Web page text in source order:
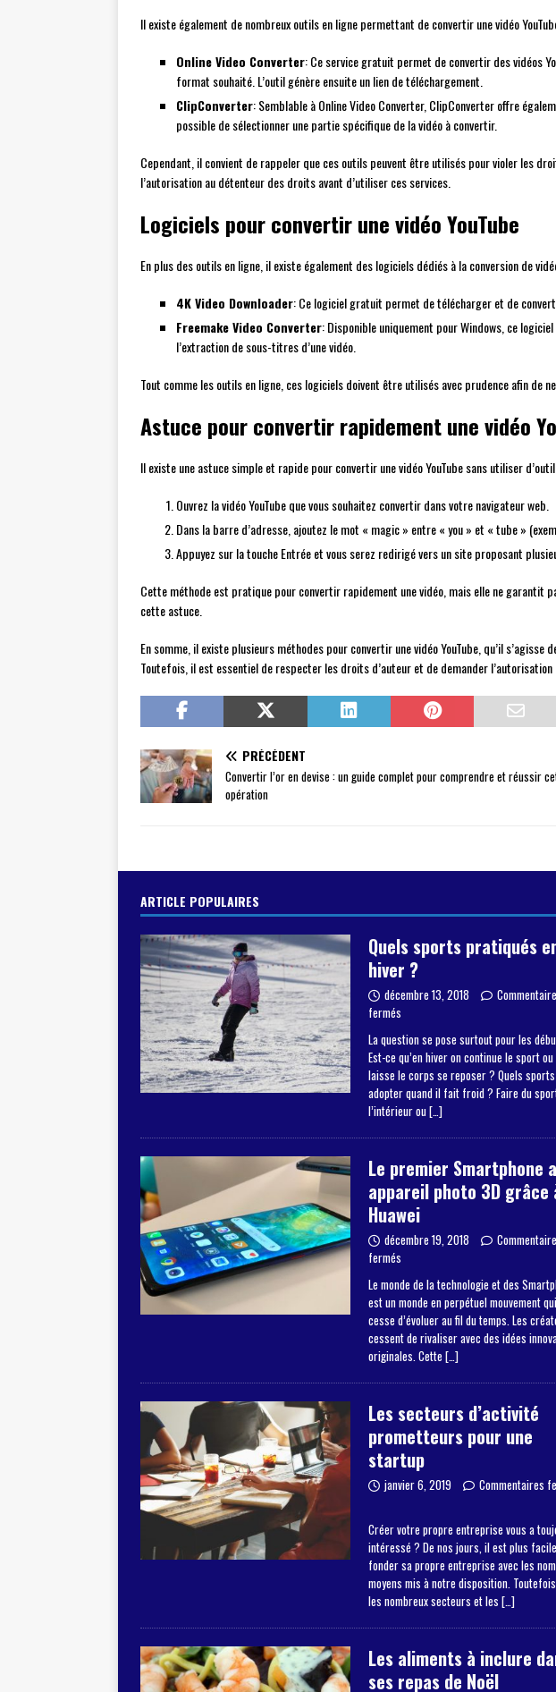
Il existe également de nombreux outils en ligne permettant de convertir une vidéo
Online Video Converter: Ce service gratuit permet de convertir des vidéos
format souhaité. L’outil génère ensuite un lien de téléchargement.
ClipConverter: Semblable à Online Video Converter, ClipConverter offre
possible de sélectionner une partie spécifique de la vidéo à convertir.
Cependant, il convient de rappeler que ces outils peuvent être utilisés pour violer les
l’autorisation au détenteur des droits avant d’utiliser ces services.
Logiciels pour convertir une vidéo YouTube
En plus des outils en ligne, il existe également des logiciels dédiés à la conversion de
4K Video Downloader: Ce logiciel gratuit permet de télécharger et de
Freemake Video Converter: Disponible uniquement pour Windows, ce
l’extraction de sous-titres d’une vidéo.
Tout comme les outils en ligne, ces logiciels doivent être utilisés avec prudence afin de
Astuce pour convertir rapidement une vidéo
Il existe une astuce simple et rapide pour convertir une vidéo YouTube sans utiliser
Ouvrez la vidéo YouTube que vous souhaitez convertir dans votre navigateur web.
Dans la barre d’adresse, ajoutez le mot « magic » entre « you » et « tube »
Appuyez sur la touche Entrée et vous serez redirigé vers un site proposant
Cette méthode est pratique pour convertir rapidement une vidéo, mais elle ne garantit
cette astuce.
En somme, il existe plusieurs méthodes pour convertir une vidéo YouTube, qu’il
Toutefois, il est essentiel de respecter les droits d’auteur et de demander
PRÉCÉDENT
Convertir l’or en devise : un guide complet pour comprendre et réussir
opération
ARTICLE POPULAIRES
Quels sports pratiqués
hiver ?
décembre 13, 2018
fermés
La question se pose surtout pour les
Est-ce qu’en hiver on continue le sport ou
laisse le corps se reposer ? Quels sports
adopter quand il fait froid ? Faire du
l’intérieur ou […]
Le premier Smartphone
appareil photo 3D grâce
Huawei
décembre 19, 2018
fermés
Le monde de la technologie et des
est un monde en perpétuel mouvement
cesse d’évoluer au fil du temps. Les
cessent de rivaliser avec des idées
originales. Cette […]
Les secteurs d’activité
prometteurs pour une
startup
janvier 6, 2019 Commentaires
Créer votre propre entreprise vous a
intéressé ? De nos jours, il est plus
fonder sa propre entreprise avec les
moyens mis à notre disposition.
les nombreux secteurs et les […]
Les aliments à inclure
ses repas de Noël